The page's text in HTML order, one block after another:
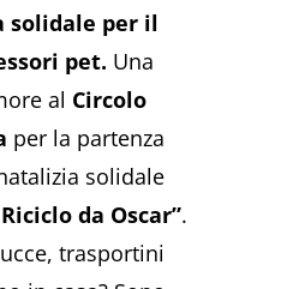
solidale per il
pet. Una
al Circolo
per la partenza
solidale
da Oscar”.
trasportini